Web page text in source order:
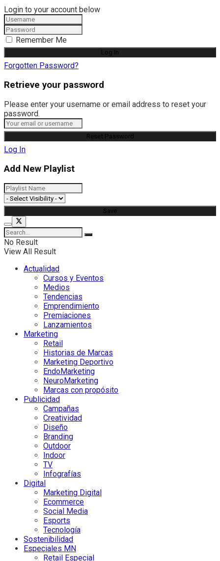
Login to your account below
Remember Me
Forgotten Password?
Retrieve your password
Please enter your username or email address to reset your
password.
Log In
Add New Playlist
No Result
View All Result
Actualidad
Cursos y Eventos
Medios
Tendencias
Emprendimiento
Premiaciones
Lanzamientos
Marketing
Retail
Historias de Marcas
Marketing Deportivo
EndoMarketing
NeuroMarketing
Marcas con propósito
Publicidad
Campañas
Creatividad
Diseño
Branding
Outdoor
Indoor
TV
Infografías
Digital
Marketing Digital
Ecommerce
Social Media
Esports
Tecnología
Sostenibilidad
Especiales MN
Retail Especial